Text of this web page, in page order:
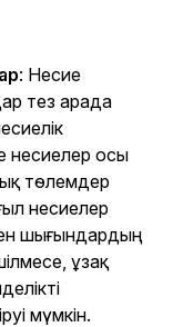
: Несие
тез арада
несиелер осы
төлемдер
несиелер
шығындардың
ұзақ
мүмкін.